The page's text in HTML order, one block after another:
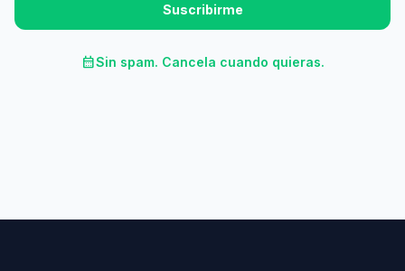
Suscribirme
calendar_monthSin spam. Cancela cuando quieras.